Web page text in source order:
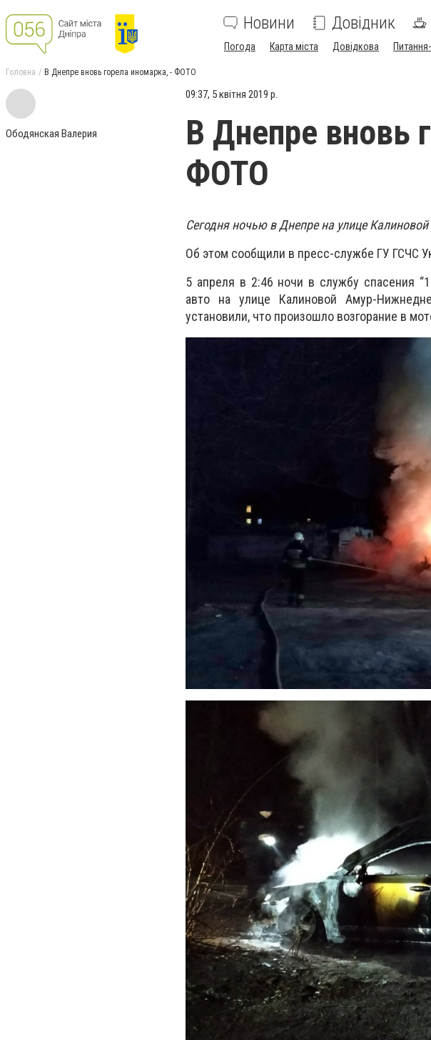
Новини Довідник
Погода Карта міста Довідкова
Головна В Днепре вновь горела иномарка, - ФОТО
Ободянская Валерия
09:37, 5 квітня 2019 р.
В Днепре вновь
ФОТО
Сегодня ночью в Днепре на улице
Об этом сообщили в пресс-службе ГУ ГСЧС
5 апреля в 2:46 ночи в службу спасения
авто на улице Калиновой Амур-
установили, что произошло возгорание в